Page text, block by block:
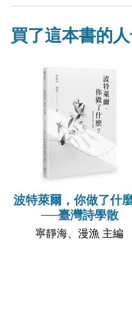
買了這本書的
波特萊爾，你做了什
──臺灣詩學散
寧靜海、漫漁 主編